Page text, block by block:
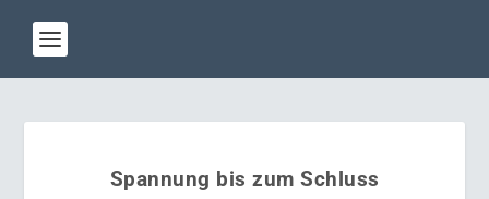
Spannung bis zum Schluss